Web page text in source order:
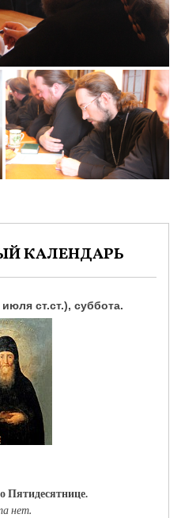
КАЛЕНДАРЬ
июля ст.ст.), суббота.
Пятидесятнице.
нет.